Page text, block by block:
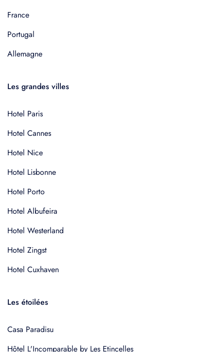
France
Portugal
Allemagne
Les grandes villes
Hotel Paris
Hotel Cannes
Hotel Nice
Hotel Lisbonne
Hotel Porto
Hotel Albufeira
Hotel Westerland
Hotel Zingst
Hotel Cuxhaven
Les étoilées
Casa Paradisu
Hôtel L'Incomparable by Les Etincelles